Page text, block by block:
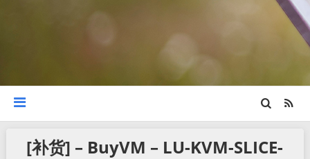
[补货] – BuyVM – LU-KVM-SLICE-